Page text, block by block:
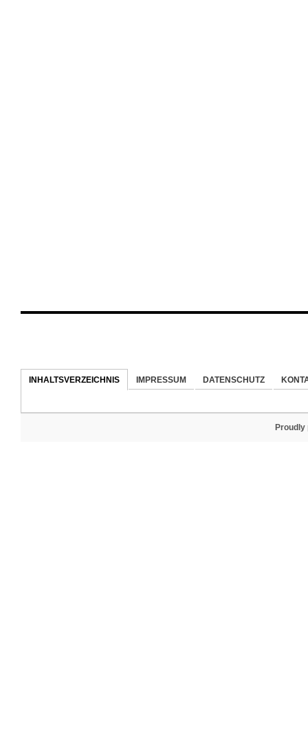
INHALTSVERZEICHNIS IMPRESSUM DATENSCHUTZ
Proudly